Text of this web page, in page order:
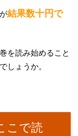
結果数十円で
を読み始めること
しょうか。
こで読